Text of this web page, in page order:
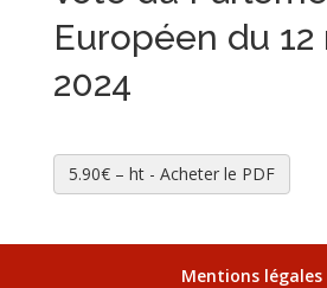
Européen du 12
2024
5.90€ – ht - Acheter le PDF
Mentions légales